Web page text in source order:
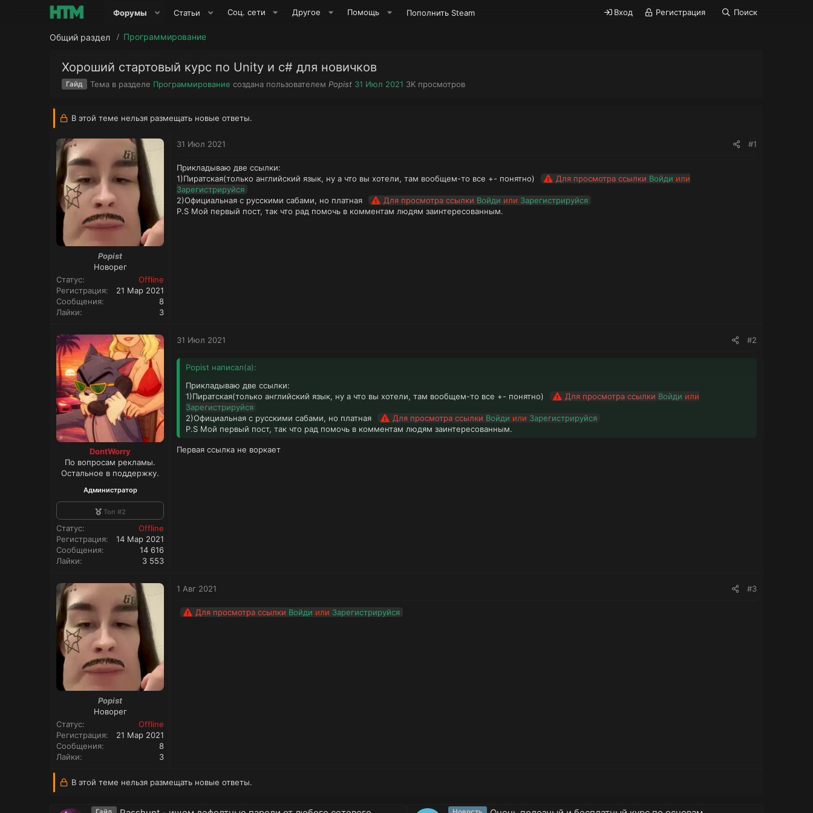
Форумы Статьи Соц. сети Другое Помощь Пополнить Steam Вход Регистрация Поиск
Общий раздел Программирование
Хороший стартовый курс по Unity и c# для новичков
Гайд Тема в разделе Программирование создана пользователем А
Popist Д
а
31 Июл 2021 П
3Kпросмотров
В этой теме нельзя размещать новые ответы.
Popist
Новорег
Статус
Offline
Регистрация
21 Мар 2021
Сообщения
8
Лайки
3
31 Июл 2021 #1
Прикладываю две ссылки:
1)Пиратская(только английский язык, ну а что вы хотели, там вообщем-то все +- понятно)
Для просмотра ссылки Войди или
Зарегистрируйся
2)Официальная с русскими сабами, но платная
Для просмотра ссылки Войди или Зарегистрируйся
P.S Мой первый пост, так что рад помочь в комментам людям заинтересованным.
DontWorry
По вопросам рекламы.
Остальное в поддержку.
Администратор
Топ #2
Статус
Offline
Регистрация
14 Мар 2021
Сообщения
14 616
Лайки
3 553
31 Июл 2021 #2
Popist написал(а):
Прикладываю две ссылки:
1)Пиратская(только английский язык, ну а что вы хотели, там вообщем-то все +- понятно)
Для просмотра ссылки Войди или
Зарегистрируйся
2)Официальная с русскими сабами, но платная
Для просмотра ссылки Войди или Зарегистрируйся
P.S Мой первый пост, так что рад помочь в комментам людям заинтересованным.
Первая ссылка не воркает
Popist
Новорег
Статус
Offline
Регистрация
21 Мар 2021
Сообщения
8
Лайки
3
1 Авг 2021 #3
Для просмотра ссылки Войди или Зарегистрируйся
В этой теме нельзя размещать новые ответы.